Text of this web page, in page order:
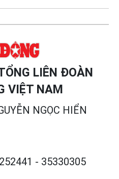
LIÊN ĐOÀN
VIỆT NAM
NGỌC HIỂN
- 35330305